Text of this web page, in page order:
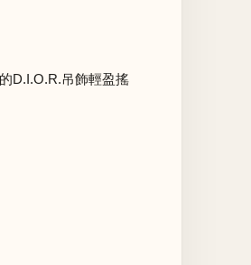
D.I.O.R.吊飾輕盈搖